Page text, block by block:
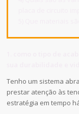
Tenho um sistema
prestar atenção às
estratégia em tempo